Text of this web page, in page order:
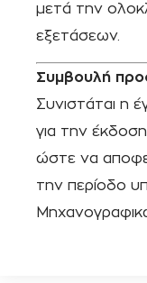
μετά την
εξετάσεων.
Συμβουλή
Συνιστάται η
για την
ώστε να
την περίοδο